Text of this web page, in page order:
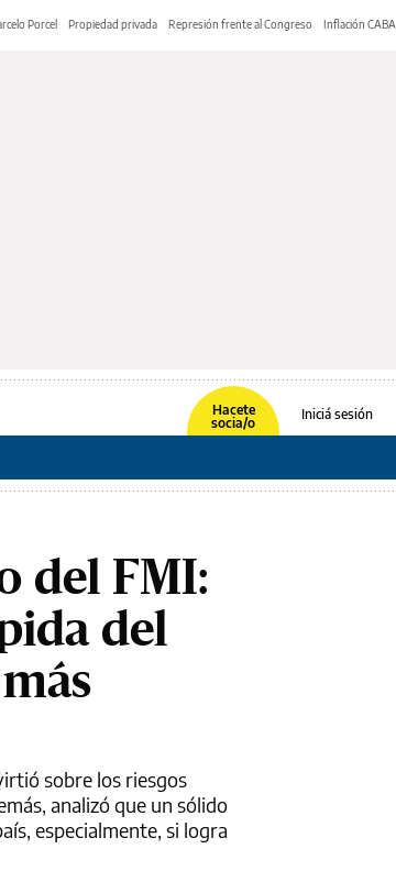
Porcel Propiedad privada Represión frente al Congreso Inflación CABA
Hacete
socia/o
Iniciá sesión
del FMI:
del
sobre los riesgos
analizó que un sólido
especialmente, si logra